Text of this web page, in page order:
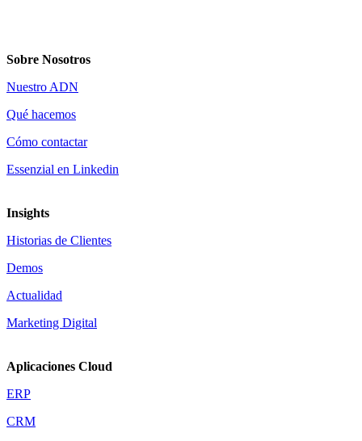
Sobre Nosotros
Nuestro ADN
Qué hacemos
Cómo contactar
Essenzial en Linkedin
Insights
Historias de Clientes
Demos
Actualidad
Marketing Digital
Aplicaciones Cloud
ERP
CRM